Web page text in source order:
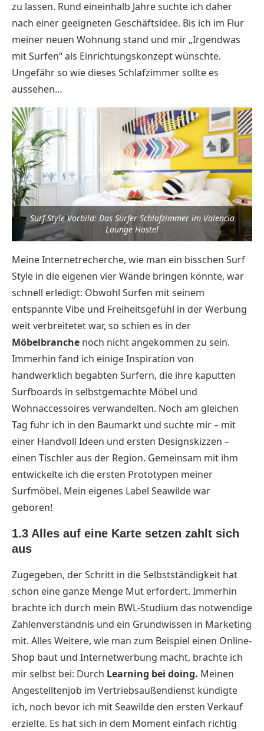
zu lassen. Rund eineinhalb Jahre suchte ich daher
nach einer geeigneten Geschäftsidee. Bis ich im Flur
meiner neuen Wohnung stand und mir „Irgendwas
mit Surfen“ als Einrichtungskonzept wünschte.
Ungefähr so wie dieses Schlafzimmer sollte es
aussehen…
Surf Style Vorbild: Das Surfer Schlafzimmer im Valencia
Lounge Hostel
Meine Internetrecherche, wie man ein bisschen Surf
Style in die eigenen vier Wände bringen könnte, war
schnell erledigt: Obwohl Surfen mit seinem
entspannte Vibe und Freiheitsgefühl in der Werbung
weit verbreitetet war, so schien es in der
Möbelbranche noch nicht angekommen zu sein.
Immerhin fand ich einige Inspiration von
handwerklich begabten Surfern, die ihre kaputten
Surfboards in selbstgemachte Möbel und
Wohnaccessoires verwandelten. Noch am gleichen
Tag fuhr ich in den Baumarkt und suchte mir – mit
einer Handvoll Ideen und ersten Designskizzen –
einen Tischler aus der Region. Gemeinsam mit ihm
entwickelte ich die ersten Prototypen meiner
Surfmöbel. Mein eigenes Label Seawilde war
geboren!
1.3 Alles auf eine Karte setzen zahlt sich
aus
Zugegeben, der Schritt in die Selbstständigkeit hat
schon eine ganze Menge Mut erfordert. Immerhin
brachte ich durch mein BWL-Studium das notwendige
Zahlenverständnis und ein Grundwissen in Marketing
mit. Alles Weitere, wie man zum Beispiel einen Online-
Shop baut und Internetwerbung macht, brachte ich
mir selbst bei: Durch Learning bei doing. Meinen
Angestelltenjob im Vertriebsaußendienst kündigte
ich, noch bevor ich mit Seawilde den ersten Verkauf
erzielte. Es hat sich in dem Moment einfach richtig